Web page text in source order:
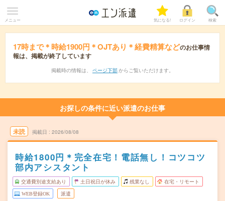
メニュー 気になる! ログイン 検索
17時まで＊時給1900円＊OJTあり＊経費精算などのお仕事情
報は、掲載が終了しています
掲載時の情報は、 ページ下部 からご覧いただけます。
お探しの条件に近い派遣のお仕事
未読 掲載日 2026/08/08
時給1800円＊完全在宅！電話無し！コツコツ
部内アシスタント
交通費別途支給あり 土日祝日が休み 残業なし 在宅・リモート
WEB登録OK 派遣